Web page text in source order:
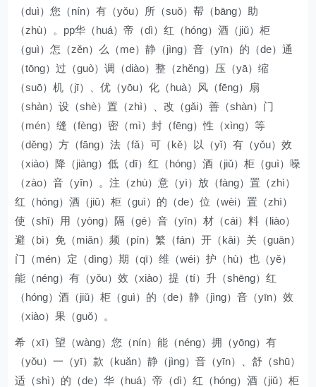
（duì）您（nín）有（yǒu）所（suǒ）帮（bāng）助
（zhù）。pp华（huá）帝（dì）红（hóng）酒（jiǔ）柜
（guì）怎（zěn）么（me）静（jìng）音（yīn）的（de）通
（tōng）过（guò）调（diào）整（zhěng）压（yā）缩
（suō）机（jī）、优（yōu）化（huà）风（fēng）扇
（shàn）设（shè）置（zhì）、改（gǎi）善（shàn）门
（mén）缝（fèng）密（mì）封（fēng）性（xìng）等
（děng）方（fāng）法（fǎ）可（kě）以（yǐ）有（yǒu）效
（xiào）降（jiàng）低（dī）红（hóng）酒（jiǔ）柜（guì）噪
（zào）音（yīn）。注（zhù）意（yì）放（fàng）置（zhì）
红（hóng）酒（jiǔ）柜（guì）的（de）位（wèi）置（zhì）
使（shǐ）用（yòng）隔（gé）音（yīn）材（cái）料（liào）
避（bì）免（miǎn）频（pín）繁（fán）开（kāi）关（guān）
门（mén）定（dìng）期（qī）维（wéi）护（hù）也（yě）
能（néng）有（yǒu）效（xiào）提（tí）升（shēng）红
（hóng）酒（jiǔ）柜（guì）的（de）静（jìng）音（yīn）效
（xiào）果（guǒ）。
希（xī）望（wàng）您（nín）能（néng）拥（yōng）有
（yǒu）一（yī）款（kuǎn）静（jìng）音（yīn）、舒（shū）
适（shì）的（de）华（huá）帝（dì）红（hóng）酒（jiǔ）柜